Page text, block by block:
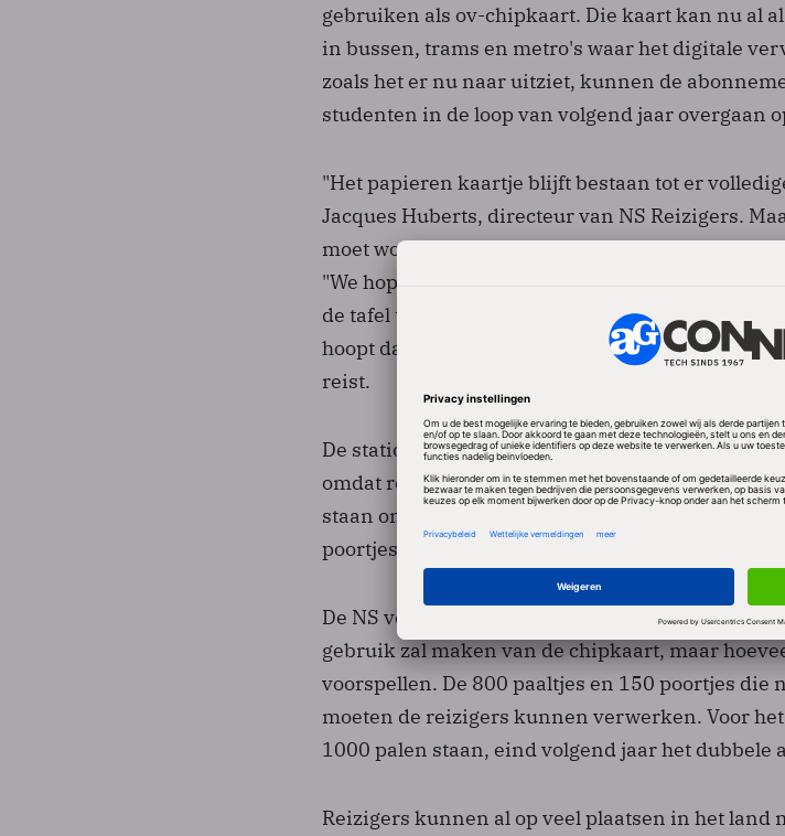
gebruiken als ov-chipkaart. Die kaart kan nu al
in bussen, trams en metro's waar het digitale
zoals het er nu naar uitziet, kunnen de
studenten in de loop van volgend jaar overgaan
"Het papieren kaartje blijft bestaan tot er
Jacques Huberts, directeur van NS Reizigers.
moet worden of die gewenning er is, moest hij
"We hopen rond de jaarwisseling 2010/2011 met
de tafel te gaan om daar afspraken over te
hoopt dat tegen die tijd zo'n 90 procent van de
reist.
De stations zullen in ieder geval de komende
omdat reizigers vanaf nu pas gewezen worden
staan om in- en uit te checken. Ongeveer 115
poortjes; de rest paaltjes.
De NS verwacht dat vanaf donderdag nog maar
gebruik zal maken van de chipkaart, maar
voorspellen. De 800 paaltjes en 150 poortjes die
moeten de reizigers kunnen verwerken. Voor
1000 palen staan, eind volgend jaar het dubbele
Reizigers kunnen al op veel plaatsen in het land